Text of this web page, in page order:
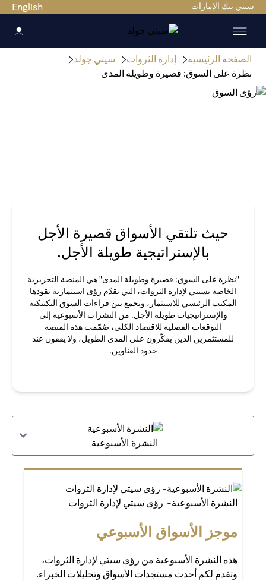
سيتي بنك الإمارات English
الصفحة الرئيسية إدارة الثروات
سيتي جولد
نظرة على السوق: قصيرة وطويلة المدى
حيث تلتقي الأسواق قصيرة الأجل
بالإستراتيجية طويلة الأجل.
"نظرة على السوق: قصيرة وطويلة المدى" هي المنصة التحريرية
الخاصة بسيتي لإدارة الثروات، التي تقدّم رؤى استثمارية يقودها
المكتب الرئيسي للاستثمار، وتجمع بين قراءات السوق التكتيكية
والإستراتيجيات طويلة الأجل. من النشرات الأسبوعية إلى
التوقعات الفصلية للاقتصاد الكلي، صُمّمت هذه المنصة
للمستثمرين الذين يفكّرون على المدى الطويل، ولا يقفون عند
حدود العناوين.
النشرة الأسبوعية
النشرة الأسبوعية- رؤى سيتي لإدارة الثروات
موجز الأسواق الأسبوعي
هذه النشرة الأسبوعية من رؤى سيتي لإدارة الثروات،
وتقدم لكم أحدث مستجدات الأسواق وتحليلات الخبراء.